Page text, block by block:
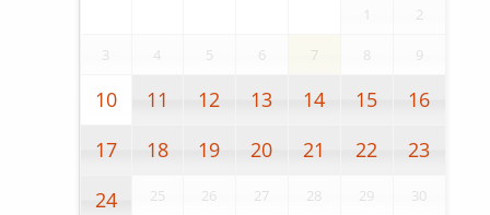
2
3 4 5 6 7 8 9
10 11 12 13 14 15
16
17
18 19 20 21 22
23
24
25 26 27 28 29 30